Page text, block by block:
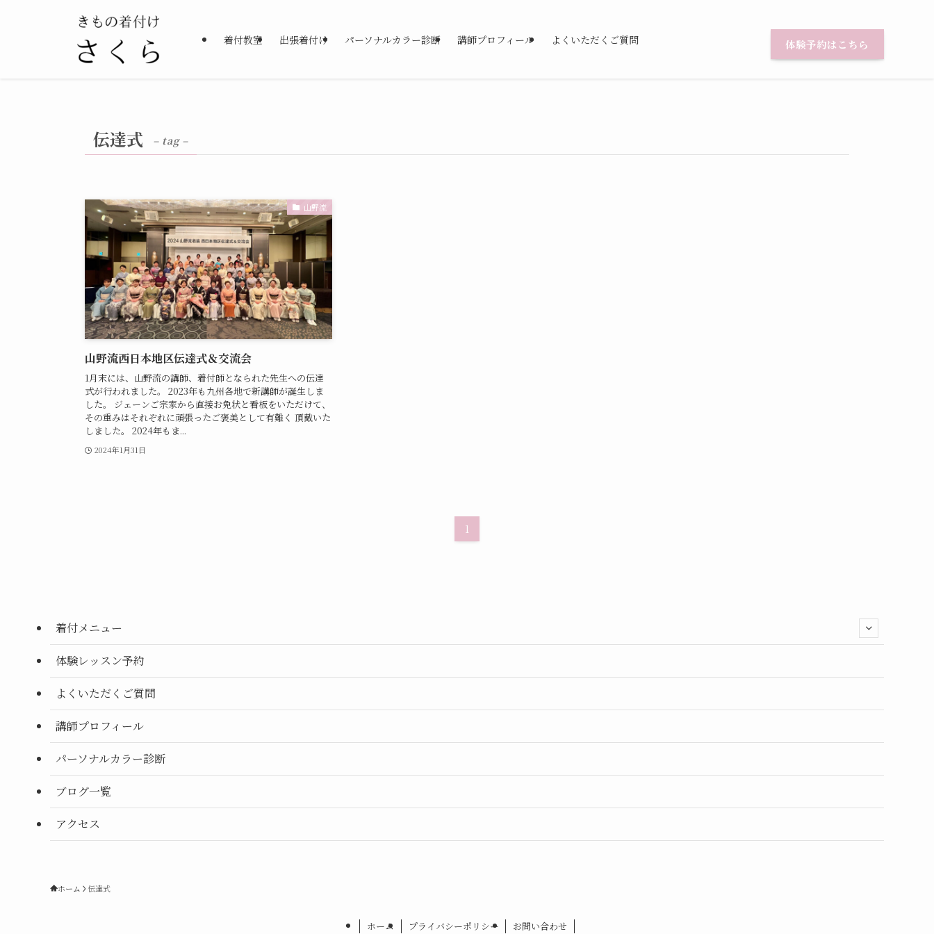
着付教室 出張着付け パーソナルカラー診断 講師プロフィール よくいただくご質問 体験予約はこちら
伝達式 – tag –
山野流
山野流西日本地区伝達式＆交流会
1月末には、山野流の講師、着付師となられた先生への伝達
式が行われました。 2023年も九州各地で新講師が誕生しま
した。 ジェーンご宗家から直接お免状と看板をいただけて、
その重みはそれぞれに頑張ったご褒美として有難く 頂戴いた
しました。 2024年もま...
2024年1月31日
1
着付メニュー
体験レッスン予約
よくいただくご質問
講師プロフィール
パーソナルカラー診断
ブログ一覧
アクセス
ホーム 伝達式
ホーム プライバシーポリシー お問い合わせ